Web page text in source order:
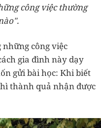
công việc thường
công việc
gia đình này dạy
gửi bài học: Khi biết
thành quả nhận được